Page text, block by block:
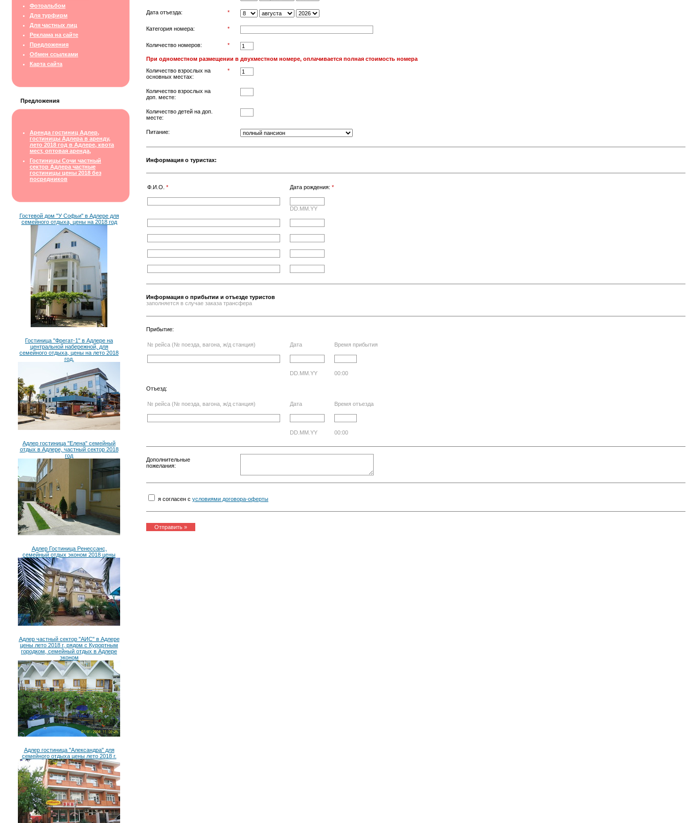
Фотоальбом
Для турфирм
Для частных лиц
Реклама на сайте
Предложения
Обмен ссылками
Карта сайта
Предложения
Аренда гостиниц Адлер,
гостиницы Адлера в аренду,
лето 2018 год в Адлере, квота
мест, оптовая аренда,
Гостиницы Сочи частный
сектор Адлера частные
гостиницы цены 2018 без
посредников
Гостевой дом "У Софьи" в Адлере для
семейного отдыха, цены на 2018 год
Гостиница "Фрегат-1" в Адлере на
центральной набережной, для
семейного отдыха, цены на лето 2018
год.
Адлер гостиница "Елена" семейный
отдых в Адлере, частный сектор 2018
год
Адлер Гостиница Ренессанс,
семейный отдых эконом 2018 цены
Адлер частный сектор "АИС" в Адлере
цены лето 2018 г, рядом с Курортным
городком, семейный отдых в Адлере
эконом
Адлер гостиница "Александра" для
семейного отдыха цены лето 2018 г.
Дата отъезда: *
Категория номера: *
Количество номеров: *
При одноместном размещении в двухместном номере, оплачивается полная стоимость номера
Количество взрослых на
основных местах:
*
Количество взрослых на
доп. месте:
Количество детей на доп.
месте:
Питание:
Информация о туристах:
Ф.И.О. * Дата рождения: *
DD.MM.YY
Информация о прибытии и отъезде туристов
заполняется в случае заказа трансфера
Прибытие:
№ рейса (№ поезда, вагона, ж/д станция) Дата Время прибытия
DD.MM.YY 00:00
Отъезд:
№ рейса (№ поезда, вагона, ж/д станция) Дата Время отъезда
DD.MM.YY 00:00
Дополнительные
пожелания:
я согласен с условиями договора-оферты